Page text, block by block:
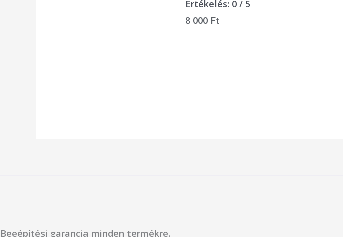
Értékelés: 0 / 5
8 000 Ft
Beeépítési garancia minden termékre.